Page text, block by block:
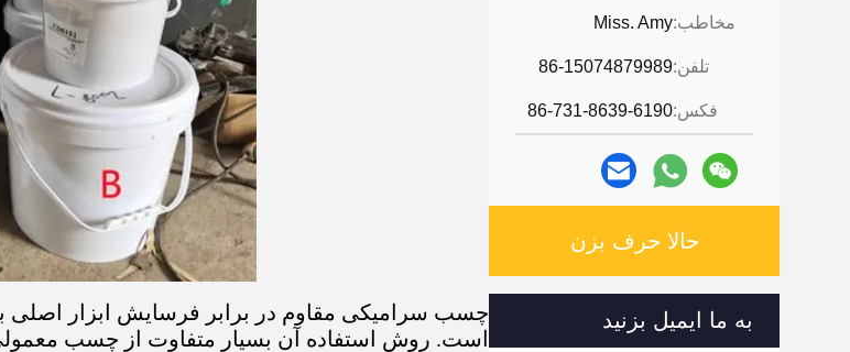
مخاطب:Miss. Amy
تلفن:86-15074879989
فکس:86-731-8639-6190
حالا حرف بزن
به ما ایمیل بزنید
چسب سرامیکی مقاوم در برابر فرسایش ابزار اصلی
است. روش استفاده آن بسیار متفاوت از چسب